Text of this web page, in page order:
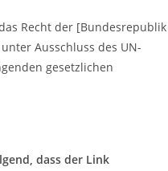
Recht der [Bundesrepublik
Ausschluss des UN-
gesetzlichen
dass der Link